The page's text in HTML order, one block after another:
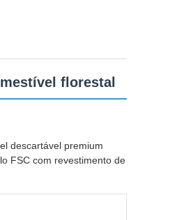
florestal
descartável premium
FSC com revestimento de